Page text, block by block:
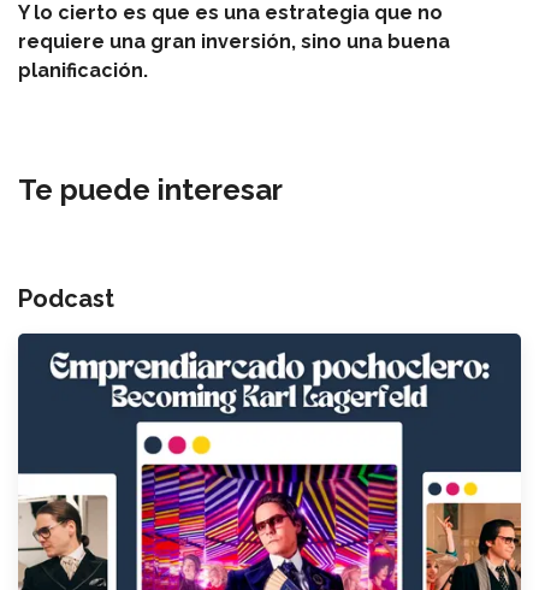
Y lo cierto es que es una estrategia que no
requiere una gran inversión, sino una buena
planificación.
Te puede interesar
Podcast